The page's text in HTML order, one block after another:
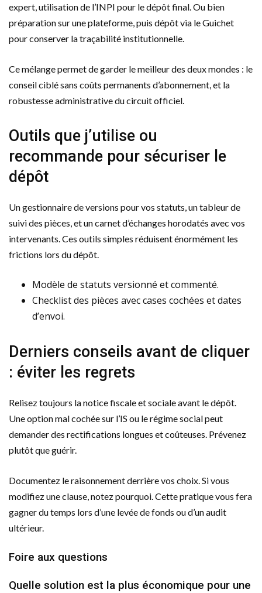
expert, utilisation de l’INPI pour le dépôt final. Ou bien
préparation sur une plateforme, puis dépôt via le Guichet
pour conserver la traçabilité institutionnelle.
Ce mélange permet de garder le meilleur des deux mondes : le
conseil ciblé sans coûts permanents d’abonnement, et la
robustesse administrative du circuit officiel.
Outils que j’utilise ou
recommande pour sécuriser le
dépôt
Un gestionnaire de versions pour vos statuts, un tableur de
suivi des pièces, et un carnet d’échanges horodatés avec vos
intervenants. Ces outils simples réduisent énormément les
frictions lors du dépôt.
Modèle de statuts versionné et commenté.
Checklist des pièces avec cases cochées et dates
d’envoi.
Derniers conseils avant de cliquer
: éviter les regrets
Relisez toujours la notice fiscale et sociale avant le dépôt.
Une option mal cochée sur l’IS ou le régime social peut
demander des rectifications longues et coûteuses. Prévenez
plutôt que guérir.
Documentez le raisonnement derrière vos choix. Si vous
modifiez une clause, notez pourquoi. Cette pratique vous fera
gagner du temps lors d’une levée de fonds ou d’un audit
ultérieur.
Foire aux questions
Quelle solution est la plus économique pour une